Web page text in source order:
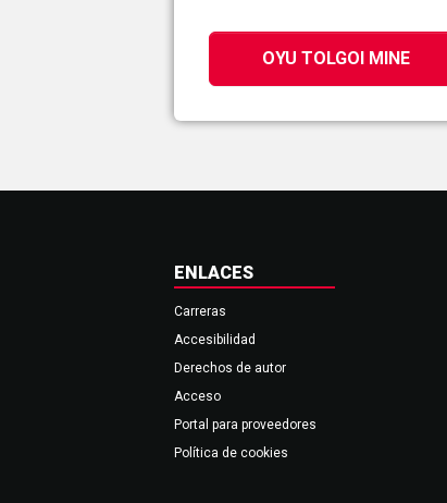
OYU TOLGOI MINE
ENLACES
Carreras
Accesibilidad
Derechos de autor
Acceso
Portal para proveedores
Política de cookies